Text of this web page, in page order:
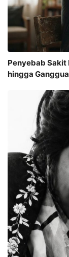
Penyebab Sakit
hingga